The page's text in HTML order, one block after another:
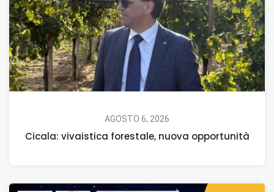
AGOSTO 6, 2026
Cicala: vivaistica forestale, nuova opportunità